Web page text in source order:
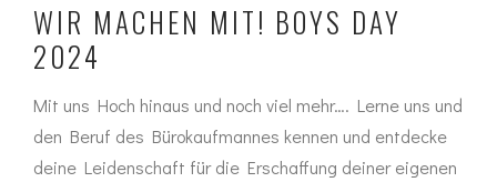
WIR MACHEN MIT! BOYS DAY
2024
Mit uns Hoch hinaus und noch viel mehr…. Lerne uns und
den Beruf des Bürokaufmannes kennen und entdecke
deine Leidenschaft für die Erschaffung deiner eigenen